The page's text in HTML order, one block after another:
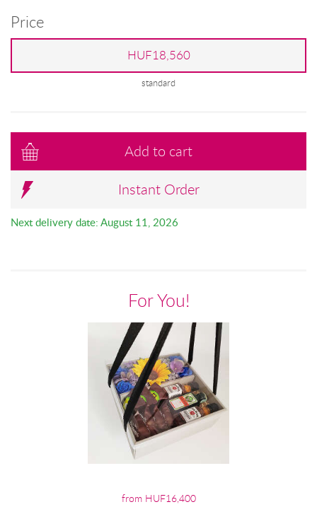
Price
HUF18,560
standard
Add to cart
Instant Order
Next delivery date: August 11, 2026
For You!
from HUF16,400